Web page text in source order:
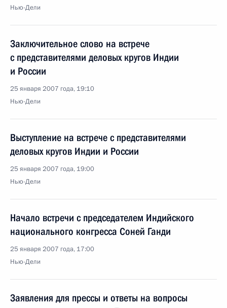
Нью-Дели
Заключительное слово на встрече
с представителями деловых кругов Индии
и России
25 января 2007 года, 19:10
Нью-Дели
Выступление на встрече с представителями
деловых кругов Индии и России
25 января 2007 года, 19:00
Нью-Дели
Начало встречи с председателем Индийского
национального конгресса Соней Ганди
25 января 2007 года, 17:00
Нью-Дели
Заявления для прессы и ответы на вопросы